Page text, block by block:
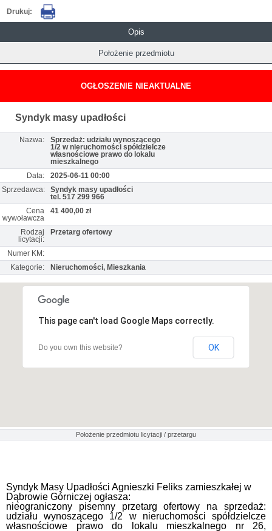
Drukuj:
Opis
Położenie przedmiotu
OGŁOSZENIE NIEAKTUALNE
Syndyk masy upadłości
Nazwa:
Sprzedaż: udziału wynoszącego
1/2 w nieruchomości spółdzielcze
własnościowe prawo do lokalu
mieszkalnego
Data:
2025-06-11 00:00
Sprzedawca:
Syndyk masy upadłości
tel. 517 299 966
Cena
wywoławcza
41 400,00 zł
Rodzaj
licytacji:
Przetarg ofertowy
Numer KM:
Kategorie:
Nieruchomości, Mieszkania
This page can't load Google Maps correctly.
Do you own this website? OK
Położenie przedmiotu licytacji / przetargu
Syndyk Masy Upadłości Agnieszki Feliks zamieszkałej w
Dąbrowie Górniczej ogłasza:
nieograniczony pisemny przetarg ofertowy na sprzedaż:
udziału wynoszącego 1/2 w nieruchomości spółdzielcze
własnościowe prawo do lokalu mieszkalnego nr 26,